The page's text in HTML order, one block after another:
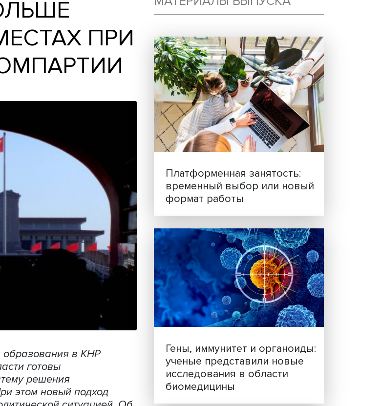
МЕНЬШЕ
БОЛЬШЕ
МЕСТАХ ПРИ
КОМПАРТИИ
МАТЕРИАЛЫ ВЫПУСКА
Платформенная
временный выбор или
формат работы